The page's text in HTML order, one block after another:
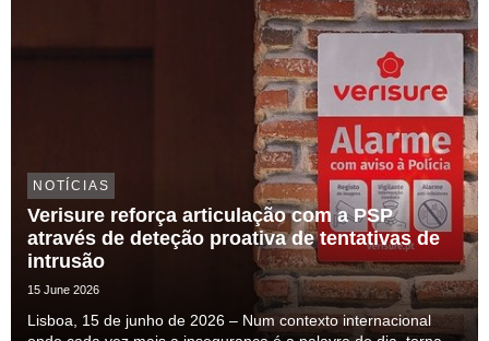
NOTÍCIAS
Verisure reforça articulação com a PSP
através de deteção proativa de tentativas de
intrusão
15 June 2026
Lisboa, 15 de junho de 2026 – Num contexto internacional